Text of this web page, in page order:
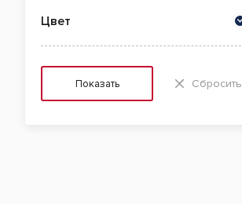
Цвет
Показать Сбросить